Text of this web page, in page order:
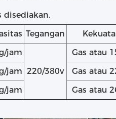
disediakan.
Tegangan
jam
220/380v
Gas atau
jam Gas atau
jam Gas atau